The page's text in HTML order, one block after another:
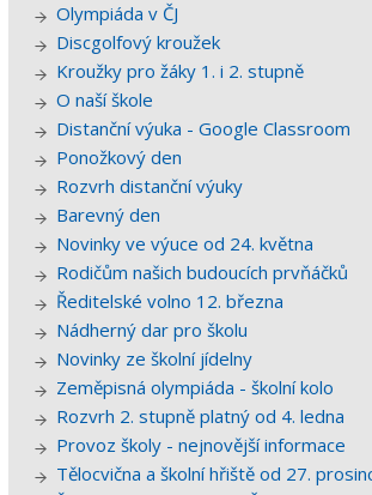
Olympiáda v ČJ
Discgolfový kroužek
Kroužky pro žáky 1. i 2. stupně
O naší škole
Distanční výuka - Google Classroom
Ponožkový den
Rozvrh distanční výuky
Barevný den
Novinky ve výuce od 24. května
Rodičům našich budoucích prvňáčků
Ředitelské volno 12. března
Nádherný dar pro školu
Novinky ze školní jídelny
Zeměpisná olympiáda - školní kolo
Rozvrh 2. stupně platný od 4. ledna
Provoz školy - nejnovější informace
Tělocvična a školní hřiště od 27.